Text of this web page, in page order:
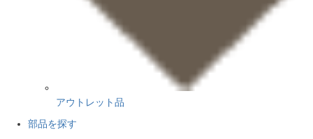
アウトレット品
部品を探す